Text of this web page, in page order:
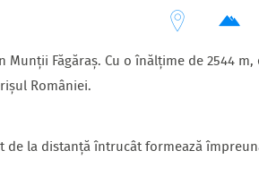
Făgăraș. Cu o înălțime de 2544
României.
la distanță întrucât formează